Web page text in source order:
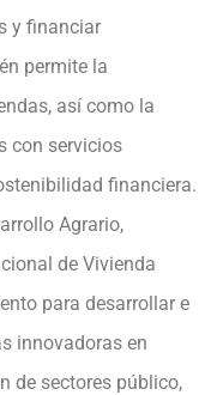
y financiar
permite la
así como la
con servicios
financiera.
Agrario,
de Vivienda
para desarrollar e
innovadoras en
de sectores público,